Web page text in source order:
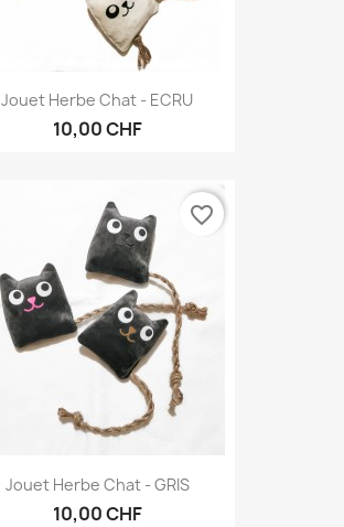
Jouet Herbe Chat - ECRU
10,00 CHF
Jouet Herbe Chat - GRIS
10,00 CHF
favorite_border